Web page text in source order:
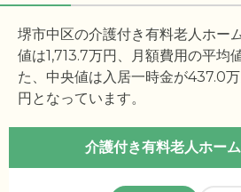
堺市中区の介護付き有料老人ホー
値は1,713.7万円、月額費用の平均
た、中央値は入居一時金が437.0
円となっています。
介護付き有料老人ホー